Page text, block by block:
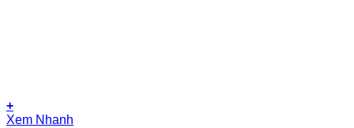
+
Xem Nhanh